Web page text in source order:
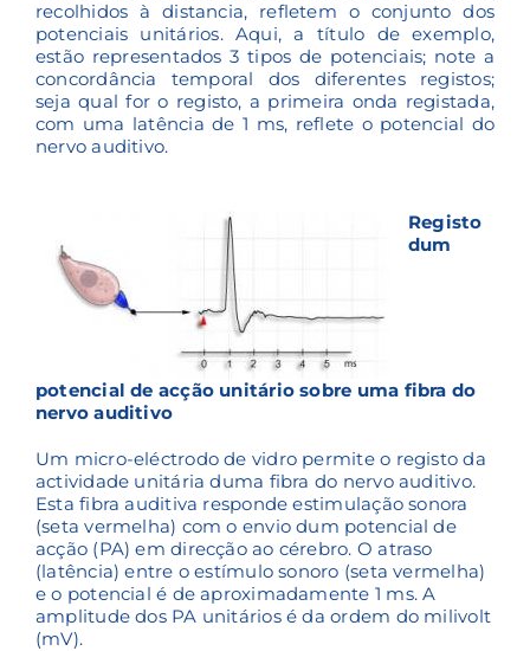
recolhidos à distancia, refletem o conjunto dos
potenciais unitários. Aqui, a título de exemplo,
estão representados 3 tipos de potenciais; note a
concordância temporal dos diferentes registos;
seja qual for o registo, a primeira onda registada,
com uma latência de 1 ms, reflete o potencial do
nervo auditivo.
Registo
dum
potencial de acção unitário sobre uma fibra do
nervo auditivo
Um micro-eléctrodo de vidro permite o registo da
actividade unitária duma fibra do nervo auditivo.
Esta fibra auditiva responde estimulação sonora
(seta vermelha) com o envio dum potencial de
acção (PA) em direcção ao cérebro. O atraso
(latência) entre o estímulo sonoro (seta vermelha)
e o potencial é de aproximadamente 1 ms. A
amplitude dos PA unitários é da ordem do milivolt
(mV).